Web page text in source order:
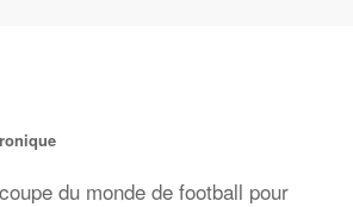
du monde de football pour